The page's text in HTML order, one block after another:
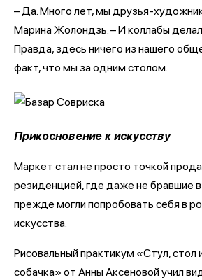
– Да. Много лет, мы друзья-
Марина Жолондзь. – И коллабы
Правда, здесь ничего из нашего
факт, что мы за одним столом.
Прикосновение к искусству
Маркет стал не просто точкой
резиденцией, где даже не бравшие
прежде могли попробовать себя в
искусства.
Рисовальный практикум «Стул, стол
собачка» от Анны Аксеновой учил